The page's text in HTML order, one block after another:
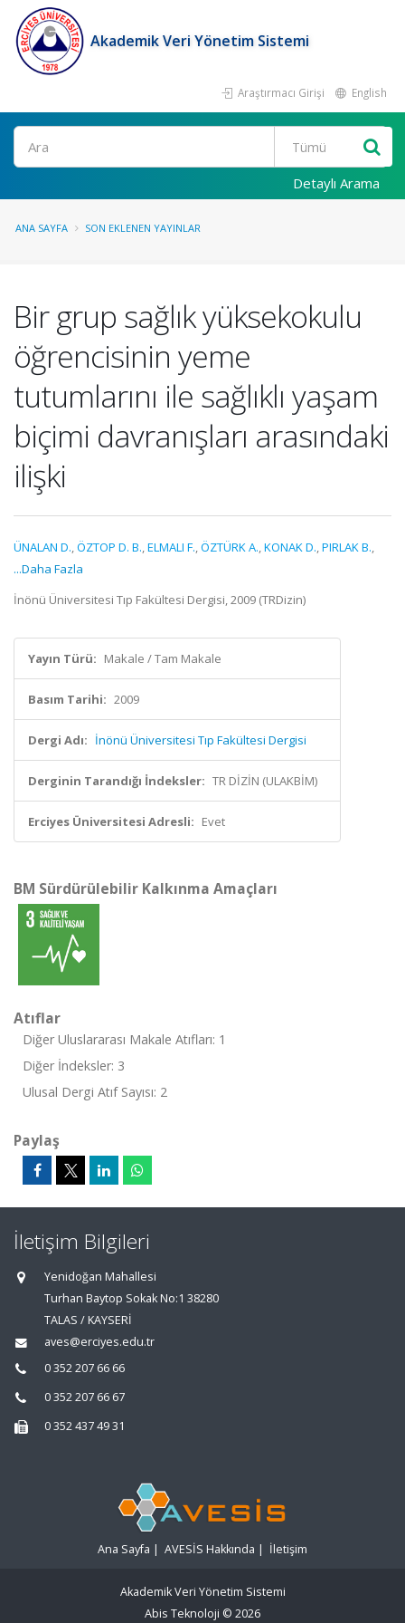
Akademik Veri Yönetim Sistemi
Araştırmacı Girişi English
Ara
Detaylı Arama
ANA SAYFA SON EKLENEN YAYINLAR
Bir grup sağlık yüksekokulu
öğrencisinin yeme
tutumlarını ile sağlıklı yaşam
biçimi davranışları arasındaki
ilişki
ÜNALAN D.,ÖZTOP D. B.,ELMALI F.,ÖZTÜRK A.,KONAK D.,PIRLAK B.,
...Daha Fazla
İnönü Üniversitesi Tıp Fakültesi Dergisi, 2009 (TRDizin)
Yayın Türü: Makale / Tam Makale
Basım Tarihi: 2009
Dergi Adı: İnönü Üniversitesi Tıp Fakültesi Dergisi
Derginin Tarandığı İndeksler: TR DİZİN (ULAKBİM)
Erciyes Üniversitesi Adresli: Evet
BM Sürdürülebilir Kalkınma Amaçları
Atıflar
Diğer Uluslararası Makale Atıfları: 1
Diğer İndeksler: 3
Ulusal Dergi Atıf Sayısı: 2
Paylaş
İletişim Bilgileri
Yenidoğan Mahallesi
Turhan Baytop Sokak No:1 38280
TALAS / KAYSERİ
aves@erciyes.edu.tr
0 352 207 66 66
0 352 207 66 67
0 352 437 49 31
Ana Sayfa | AVESİS Hakkında | İletişim
Akademik Veri Yönetim Sistemi
Abis Teknoloji © 2026